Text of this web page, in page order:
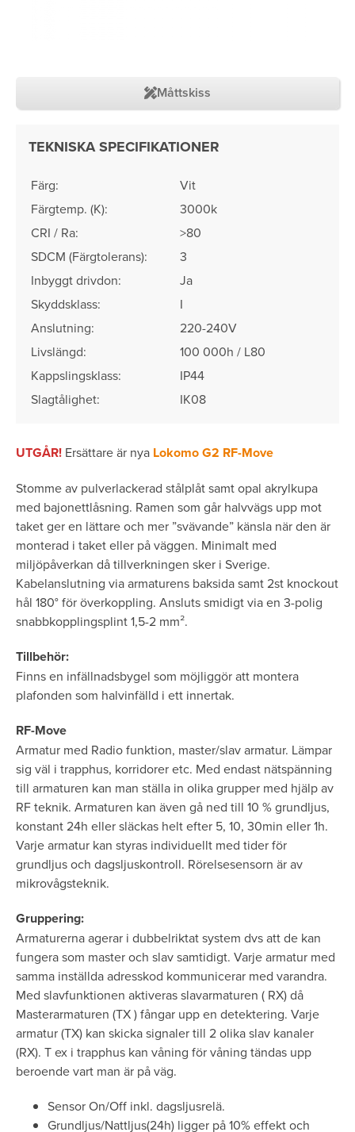
UTGÅR! Ersättare är nya Lokomo G2 RF-Move
Stomme av pulverlackerad stålplåt samt opal akrylkupa
med bajonettlåsning. Ramen som går halvvägs upp mot
taket ger en lättare och mer ”svävande” känsla när den är
monterad i taket eller på väggen. Minimalt med
miljöpåverkan då tillverkningen sker i Sverige.
Kabelanslutning via armaturens baksida samt 2st knockout
hål 180° för överkoppling. Ansluts smidigt via en 3-polig
snabbkopplingsplint 1,5-2 mm­².
Tillbehör:
Finns en infällnadsbygel som möjliggör att montera
plafonden som halvinfälld i ett innertak.
RF-Move
Armatur med Radio funktion, master/slav armatur. Lämpar
sig väl i trapphus, korridorer etc. Med endast nätspänning
till armaturen kan man ställa in olika grupper med hjälp av
RF teknik. Armaturen kan även gå ned till 10 % grundljus,
konstant 24h eller släckas helt efter 5, 10, 30min eller 1h.
Varje armatur kan styras individuellt med tider för
grundljus och dagsljuskontroll. Rörelsesensorn är av
mikrovågsteknik.
Gruppering:
Armaturerna agerar i dubbelriktat system dvs att de kan
fungera som master och slav samtidigt. Varje armatur med
samma inställda adresskod kommunicerar med varandra.
Med slavfunktionen aktiveras slavarmaturen ( RX) då
Masterarmaturen (TX ) fångar upp en detektering. Varje
armatur (TX) kan skicka signaler till 2 olika slav kanaler
(RX). T ex i trapphus kan våning för våning tändas upp
beroende vart man är på väg.
Sensor On/Off inkl. dagsljusrelä.
Grundljus/Nattljus(24h) ligger på 10% effekt och
Måttskiss
TEKNISKA SPECIFIKATIONER
Färg:
Vit
Färgtemp. (K):
3000k
CRI / Ra:
>80
SDCM (Färgtolerans)​:
3
Inbyggt drivdon:
Ja
Skyddsklass:
I
Anslutning:
220-240V
Livslängd:
100 000h / L80
Kappslingsklass:
IP44
Slagtålighet:
IK08